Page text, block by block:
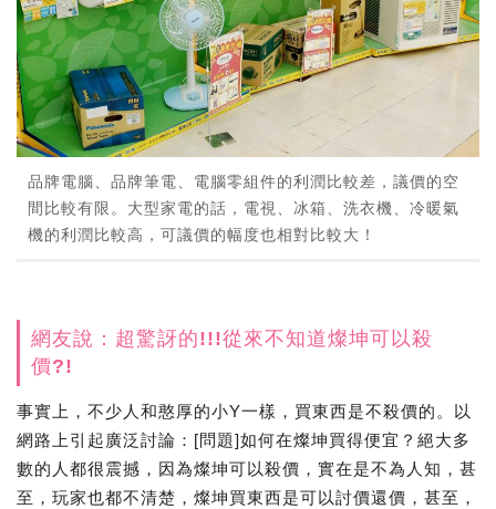
品牌電腦、品牌筆電、電腦零組件的利潤比較差，議價的空
間比較有限。大型家電的話，電視、冰箱、洗衣機、冷暖氣
機的利潤比較高，可議價的幅度也相對比較大！
網友說：超驚訝的!!!從來不知道燦坤可以殺
價?!
事實上，不少人和憨厚的小Y一樣，買東西是不殺價的。以
網路上引起廣泛討論：[問題]如何在燦坤買得便宜？絕大多
數的人都很震撼，因為燦坤可以殺價，實在是不為人知，甚
至，玩家也都不清楚，燦坤買東西是可以討價還價，甚至，